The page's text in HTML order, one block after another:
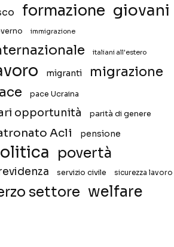
formazione giovani
immigrazione
italiani all'estero
migranti
migrazione
pace Ucraina
opportunità parità di genere
Acli pensione
povertà
servizio civile sicurezza lavoro
settore welfare